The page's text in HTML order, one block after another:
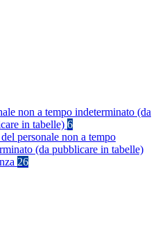
non a tempo indeterminato (da
in tabelle) 6
personale non a tempo
(da pubblicare in tabelle)
26